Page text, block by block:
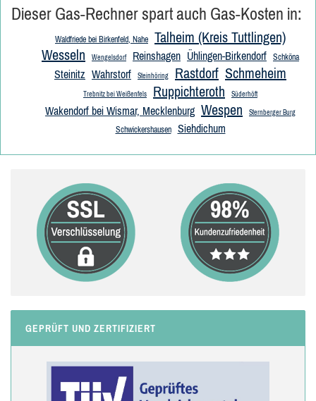
Dieser Gas-Rechner spart auch Gas-Kosten in:
Waldfriede bei Birkenfeld, Nahe
Talheim (Kreis Tuttlingen)
Wesseln
Wengelsdorf Reinshagen Ühlingen-Birkendorf Schköna
Steinitz Wahrstorf Steinhöring Rastdorf Schmeheim
Trebnitz bei Weißenfels Ruppichteroth Süderhöft
Wakendorf bei Wismar, Mecklenburg Wespen Sternberger Burg
Schwickershausen Siehdichum
GEPRÜFT UND ZERTIFIZIERT